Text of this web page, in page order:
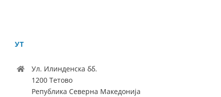
УТ
Ул. Илинденска бб.
1200 Тетово
Република Северна Македонија